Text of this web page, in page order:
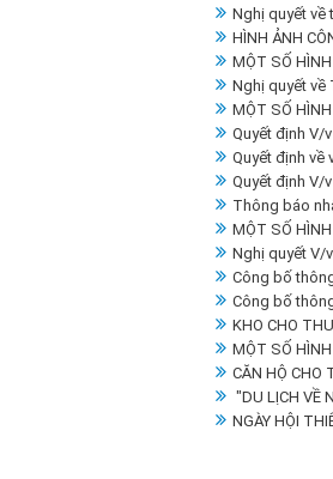
Nghị quyết về
HÌNH ẢNH
MỘT SỐ
Nghị quyết về
MỘT SỐ HÌNH
Quyết định V/
Quyết định về
Quyết định V/
Thông báo
MỘT SỐ
Nghị quyết V/
Công bố
Công bố
KHO CHO
MỘT SỐ
CĂN HỘ CHO
"DU LỊCH VỀ
NGÀY HỘI